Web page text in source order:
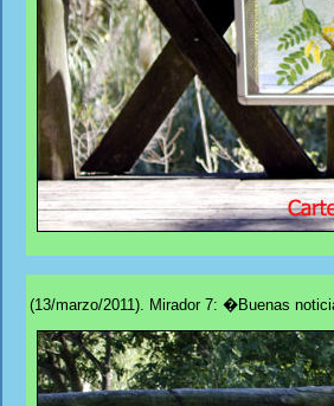
(13/marzo/2011). Mirador 7: �Buenas